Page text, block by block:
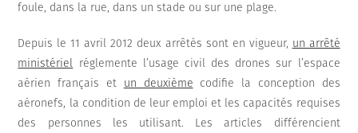
foule, dans la rue, dans un stade ou sur une plage.
Depuis le 11 avril 2012 deux arrêtés sont en vigueur, un arrêté
ministériel réglemente l’usage civil des drones sur l’espace
aérien français et un deuxième codifie la conception des
aéronefs, la condition de leur emploi et les capacités requises
des personnes les utilisant. Les articles différencient